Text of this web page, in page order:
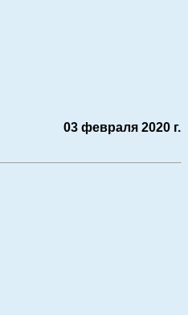
03 февраля 2020 г.